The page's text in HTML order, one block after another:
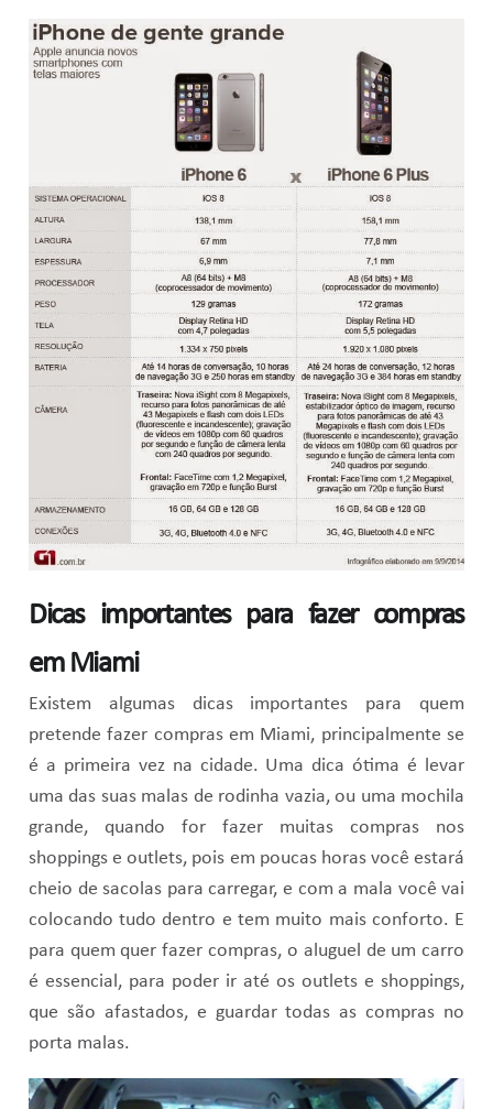
Dicas importantes para fazer compras
em Miami
Existem algumas dicas importantes para quem
pretende fazer compras em Miami, principalmente se
é a primeira vez na cidade. Uma dica ótima é levar
uma das suas malas de rodinha vazia, ou uma mochila
grande, quando for fazer muitas compras nos
shoppings e outlets, pois em poucas horas você estará
cheio de sacolas para carregar, e com a mala você vai
colocando tudo dentro e tem muito mais conforto. E
para quem quer fazer compras, o aluguel de um carro
é essencial, para poder ir até os outlets e shoppings,
que são afastados, e guardar todas as compras no
porta malas.